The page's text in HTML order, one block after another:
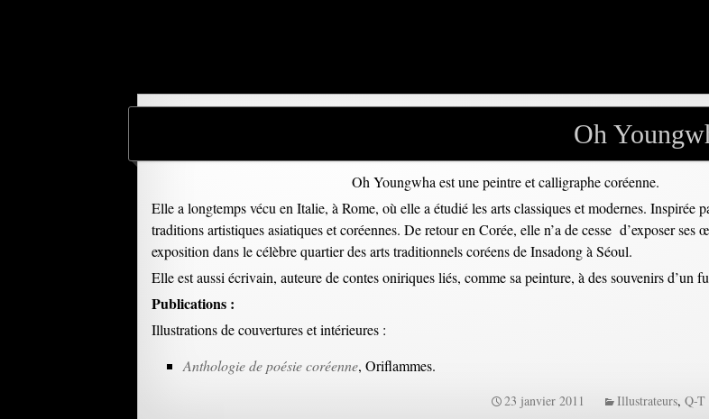
Oh
Oh Youngwha est une peintre et calligraphe coréenne.
Elle a longtemps vécu en Italie, à Rome, où elle a étudié les arts classiques et modernes. Inspirée
traditions artistiques asiatiques et coréennes. De retour en Corée, elle n’a de cesse d’exposer
exposition dans le célèbre quartier des arts traditionnels coréens de Insadong à Séoul.
Elle est aussi écrivain, auteure de contes oniriques liés, comme sa peinture, à des souvenirs d’un
Publications :
Illustrations de couvertures et intérieures :
Anthologie de poésie coréenne, Oriflammes.
23 janvier 2011 Illustrateurs, Q-T